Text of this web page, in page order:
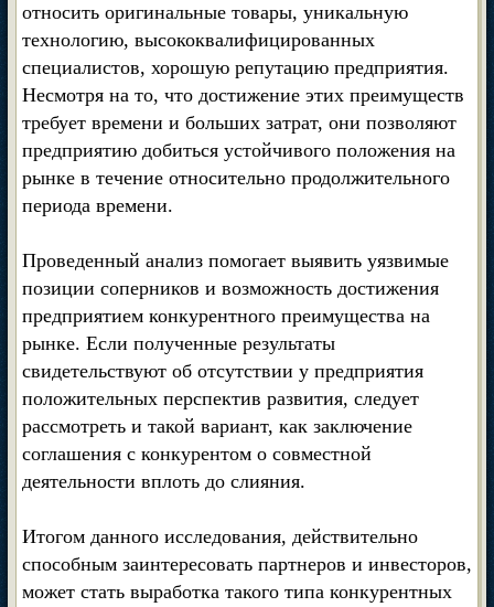
относить оригинальные товары, уникальную
технологию, высококвалифицированных
специалистов, хорошую репутацию предприятия.
Несмотря на то, что достижение этих преимуществ
требует времени и больших затрат, они позволяют
предприятию добиться устойчивого положения на
рынке в течение относительно продолжительного
периода времени.
Проведенный анализ помогает выявить уязвимые
позиции соперников и возможность достижения
предприятием конкурентного преимущества на
рынке. Если полученные результаты
свидетельствуют об отсутствии у предприятия
положительных перспектив развития, следует
рассмотреть и такой вариант, как заключение
соглашения с конкурентом о совместной
деятельности вплоть до слияния.
Итогом данного исследования, действительно
способным заинтересовать партнеров и инвесторов,
может стать выработка такого типа конкурентных